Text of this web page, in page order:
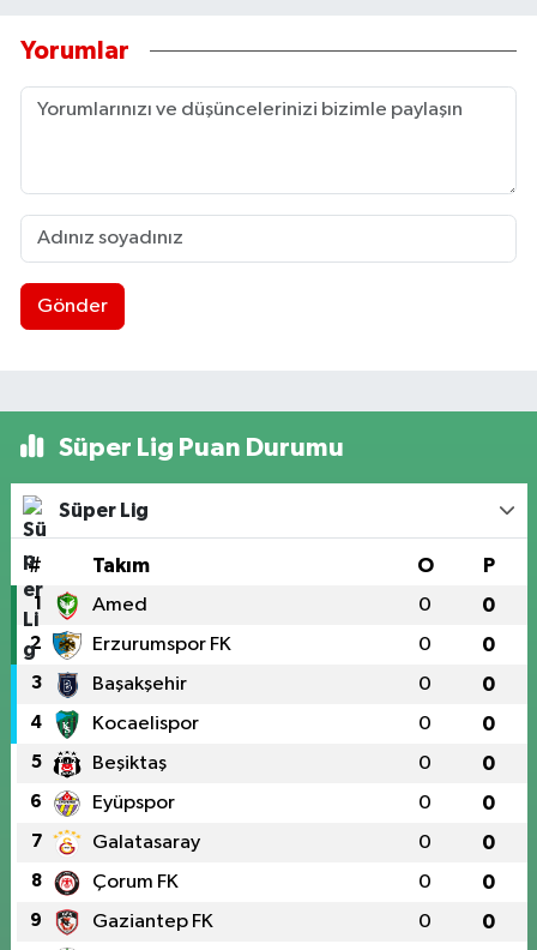
Yorumlar
Gönder
Süper Lig Puan Durumu
Süper Lig
# Takım O P
1 Amed 0 0
2 Erzurumspor FK 0 0
3 Başakşehir 0 0
4 Kocaelispor 0 0
5 Beşiktaş 0 0
6 Eyüpspor 0 0
7 Galatasaray 0 0
8 Çorum FK 0 0
9 Gaziantep FK 0 0